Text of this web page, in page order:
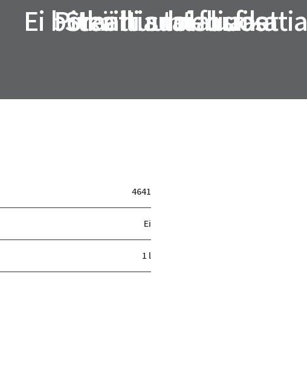
Pitkä huuhteluaika
Ei boraattia tai fosfaattia
Steriili suolaliuos
4641
Ei
1 l